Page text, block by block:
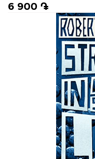
6 900 ֏